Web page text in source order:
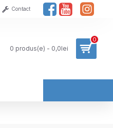
Contact
0 produs(e) - 0,0lei
0